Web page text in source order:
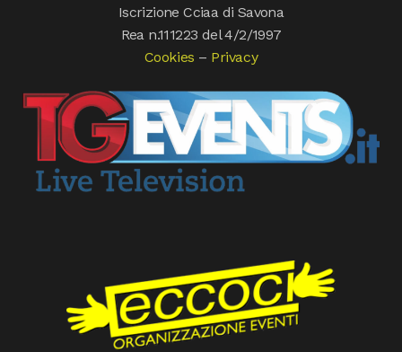
Iscrizione Cciaa di Savona
Rea n.111223 del 4/2/1997
Cookies – Privacy